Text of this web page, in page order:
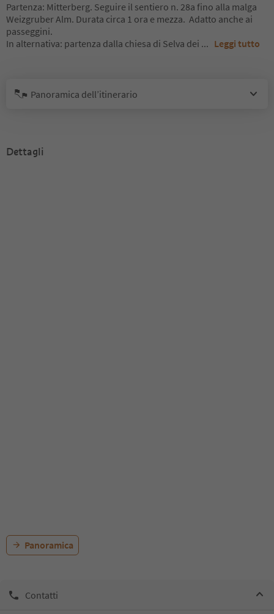
Partenza: Mitterberg. Seguire il sentiero n. 28a fino alla malga
Weizgruber Alm. Durata circa 1 ora e mezza. Adatto anche ai
passeggini.
In alternativa: partenza dalla chiesa di Selva dei ... Leggi tutto
Panoramica dell’itinerario
Dettagli
Panoramica
Contatti